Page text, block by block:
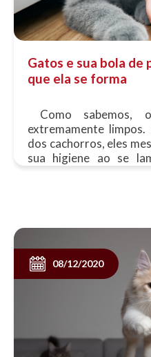
Gatos e sua bola de
que ela se forma
Como sabemos,
extremamente
dos cachorros, eles
sua higiene ao se
08/12/2020